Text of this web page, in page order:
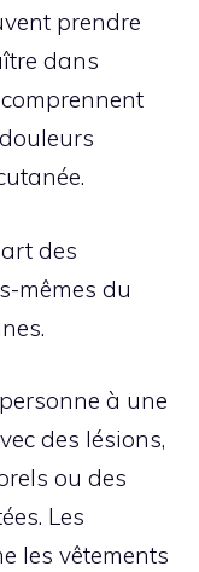
prendre
dans
des
mêmes du
à une
des lésions,
ou des
Les
les vêtements